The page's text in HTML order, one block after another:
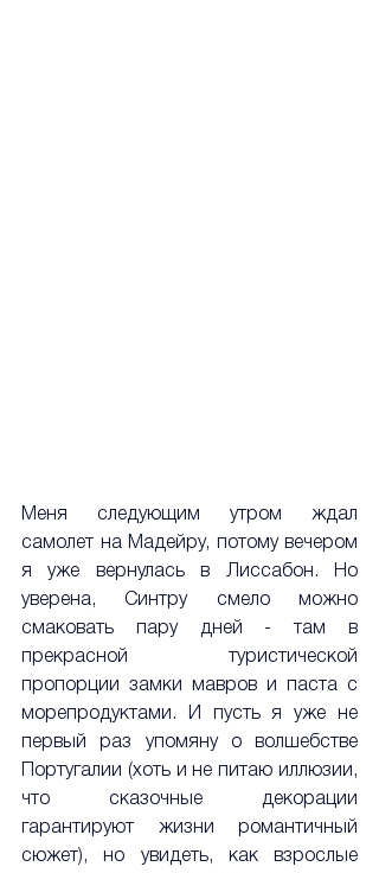
Меня следующим утром ждал
самолет на Мадейру, потому вечером
я уже вернулась в Лиссабон. Но
уверена, Синтру смело можно
смаковать пару дней - там в
прекрасной туристической
пропорции замки мавров и паста с
морепродуктами. И пусть я уже не
первый раз упомяну о волшебстве
Португалии (хоть и не питаю иллюзии,
что сказочные декорации
гарантируют жизни романтичный
сюжет), но увидеть, как взрослые